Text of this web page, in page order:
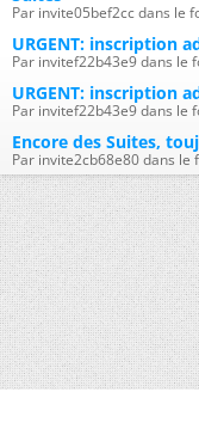
Par invite05bef2cc dans le
URGENT: inscription
Par invitef22b43e9 dans le
URGENT: inscription
Par invitef22b43e9 dans le
Encore des Suites,
Par invite2cb68e80 dans